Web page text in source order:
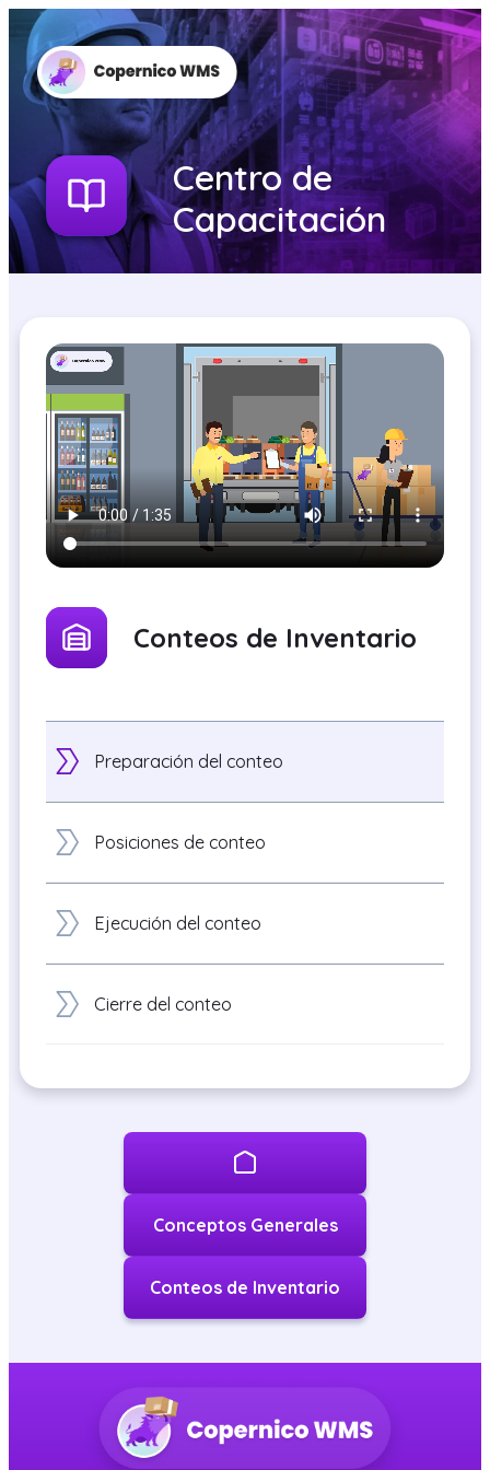
Centro de
Capacitación
Conteos de Inventario
Preparación del conteo
Posiciones de conteo
Ejecución del conteo
Cierre del conteo
Conceptos Generales
Conteos de Inventario